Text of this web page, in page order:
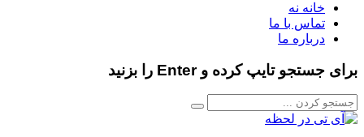
خانه نه
تماس با ما
درباره ما
برای جستجو تایپ کرده و Enter را بزنید